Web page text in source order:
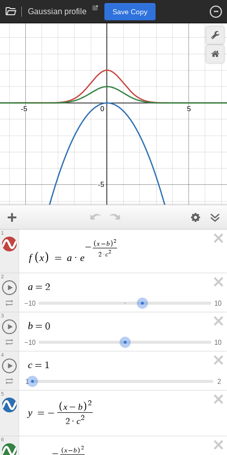
Gaussian profile Save Copy
f x = a · e
− x −b 2
2 ·c2
1
a = 2
−10 10
2
b = 0
−10 10
3
c = 1
1 2
4
y = −
x − b 2
2 · c2
5
x−b 2
6